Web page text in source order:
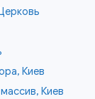
Киев
Киев